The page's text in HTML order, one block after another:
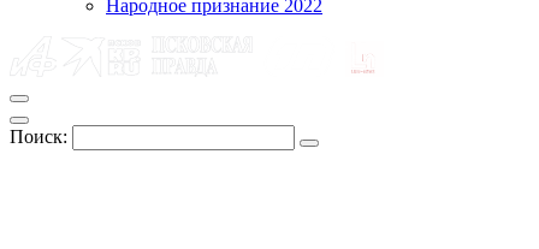
Народное признание 2022
Поиск: